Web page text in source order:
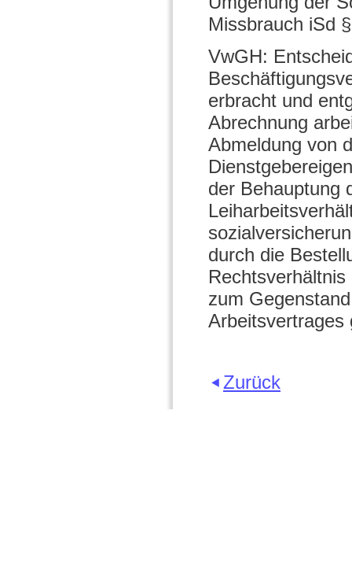
Missbrauch iSd
VwGH:
erbracht und
Abrechnung
Abmeldung von
der Behauptung
durch die
zum
Arbeitsvertrages
Zurück